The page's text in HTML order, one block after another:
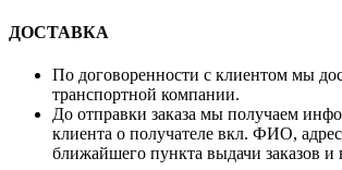
ДОСТАВКА
По договоренности с клиентом мы
транспортной компании.
До отправки заказа мы получаем
клиента о получателе вкл. ФИО,
ближайшего пункта выдачи заказов и